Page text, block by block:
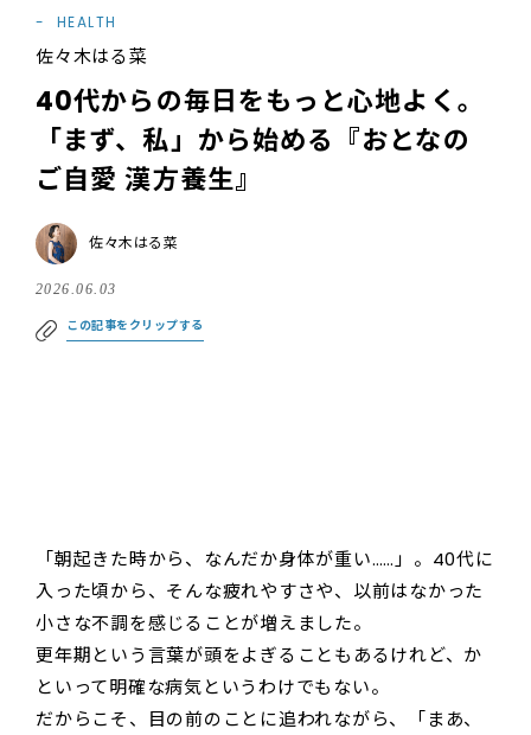
HEALTH
佐々木はる菜
40代からの毎日をもっと心地よく。
「まず、私」から始める『おとなの
ご自愛 漢方養生』
佐々木はる菜
2026.06.03
この記事をクリップする
「朝起きた時から、なんだか身体が重い……」。40代に
入った頃から、そんな疲れやすさや、以前はなかった
小さな不調を感じることが増えました。
更年期という言葉が頭をよぎることもあるけれど、か
といって明確な病気というわけでもない。
だからこそ、目の前のことに追われながら、「まあ、